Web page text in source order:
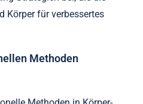
Praktiken im Körper-
und Neurofeedback-
die